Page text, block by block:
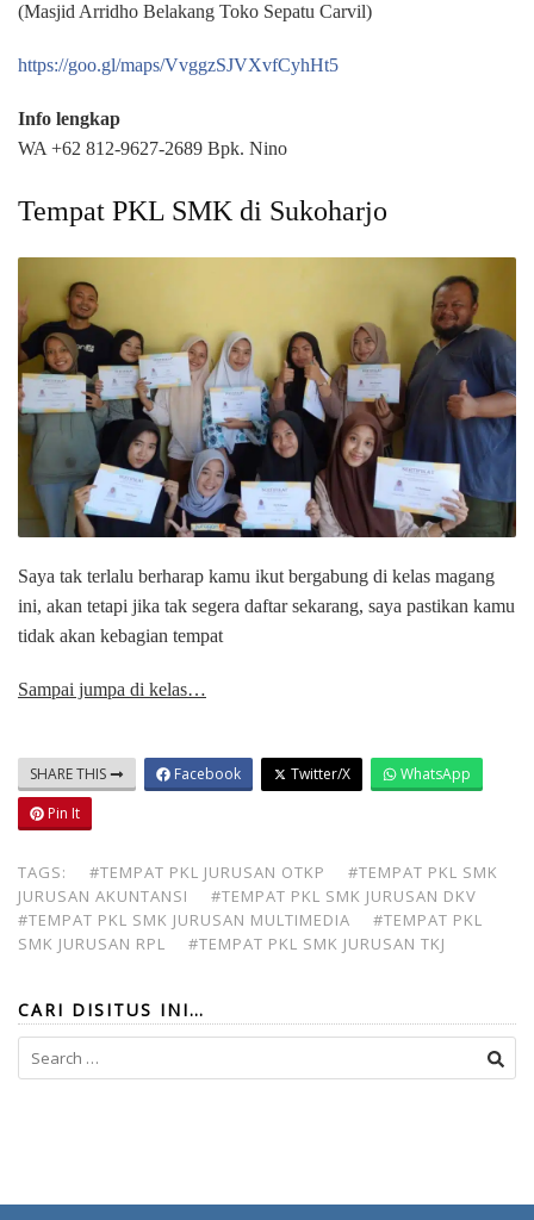
(Masjid Arridho Belakang Toko Sepatu Carvil)
https://goo.gl/maps/VvggzSJVXvfCyhHt5
Info lengkap
WA +62 812-9627-2689 Bpk. Nino
Tempat PKL SMK di Sukoharjo
Saya tak terlalu berharap kamu ikut bergabung di kelas magang
ini, akan tetapi jika tak segera daftar sekarang, saya pastikan kamu
tidak akan kebagian tempat
Sampai jumpa di kelas…
SHARE THIS Facebook Twitter/X
WhatsApp
Pin It
TAGS: #TEMPAT PKL JURUSAN OTKP
#TEMPAT PKL SMK
JURUSAN AKUNTANSI
#TEMPAT PKL SMK JURUSAN DKV
#TEMPAT PKL SMK JURUSAN MULTIMEDIA
#TEMPAT PKL
SMK JURUSAN RPL
#TEMPAT PKL SMK JURUSAN TKJ
CARI DISITUS INI…
Search
for: